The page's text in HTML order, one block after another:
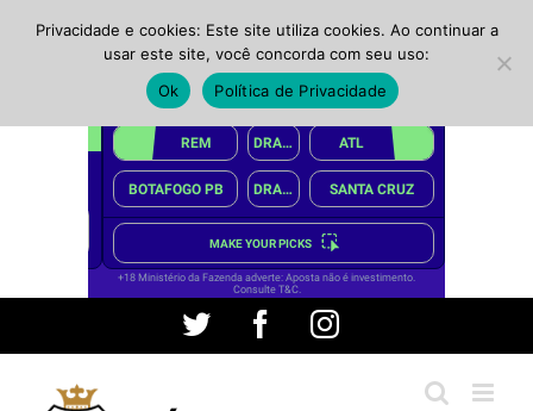
conteúdo
Twitter FacebookInstagram
Privacidade e cookies: Este site utiliza cookies. Ao continuar a
usar este site, você concorda com seu uso:
Ok
Política de Privacidade